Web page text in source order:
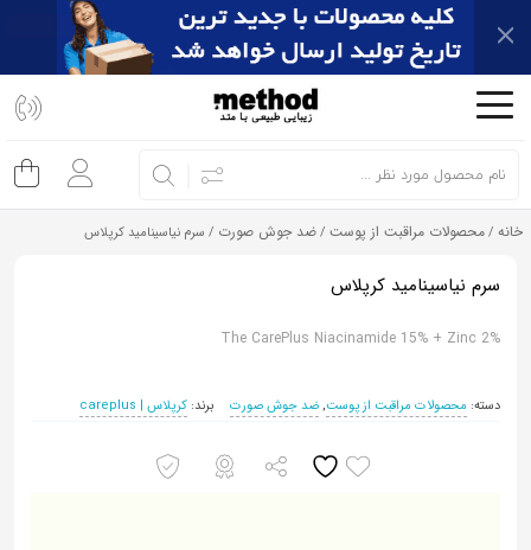
اشتراک
استفاده
از
روش‌های
این
را
خانه /محصولات مراقبت از پوست /ضد جوش صورت / سرم نیاسینامید کرپلاس
سرم نیاسینامید کرپلاس
The CarePlus Niacinamide 15% + Zinc 2%
دسته: محصولات مراقبت از پوست,ضد جوش صورت برند: کرپلاس | careplus